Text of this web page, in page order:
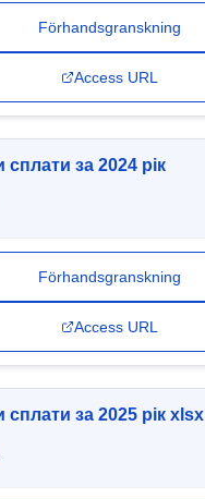
Förhandsgranskning
Access URL
сплати за 2024 рік
Förhandsgranskning
Access URL
сплати за 2025 рік xlsx